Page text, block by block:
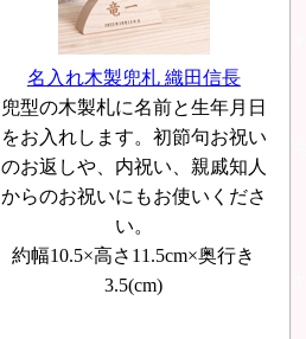
名入れ木製兜札 織田信長
兜型の木製札に名前と生年月日
をお入れします。初節句お祝い
のお返しや、内祝い、親戚知人
からのお祝いにもお使いくださ
い。
約幅10.5×高さ11.5cm×奥行き
3.5(cm)